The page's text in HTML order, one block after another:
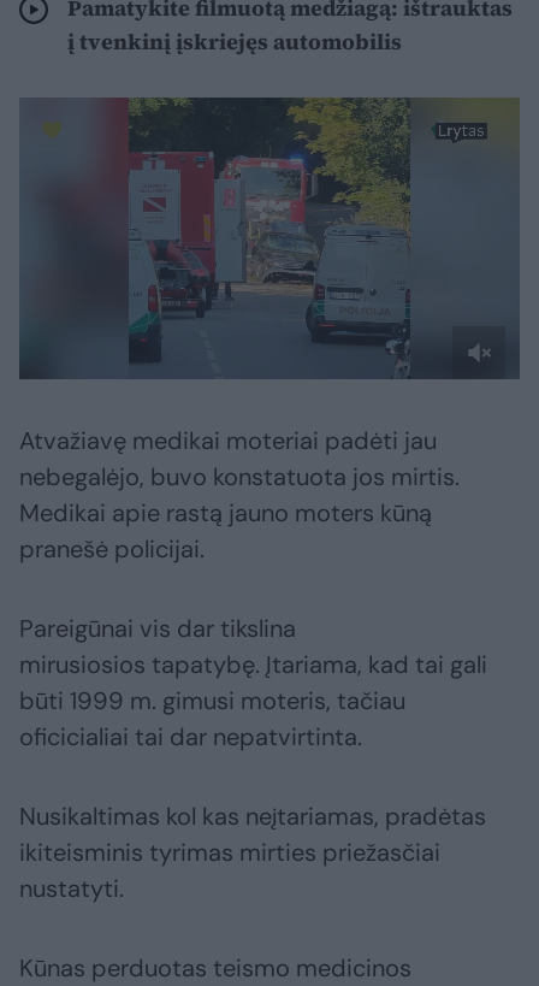
Pamatykite filmuotą medžiagą: ištrauktas
į tvenkinį įskriejęs automobilis
Atvažiavę medikai moteriai padėti jau
nebegalėjo, buvo konstatuota jos mirtis.
Medikai apie rastą jauno moters kūną
pranešė policijai.
Pareigūnai vis dar tikslina
mirusiosios tapatybę. Įtariama, kad tai gali
būti 1999 m. gimusi moteris, tačiau
oficicialiai tai dar nepatvirtinta.
Nusikaltimas kol kas neįtariamas, pradėtas
ikiteisminis tyrimas mirties priežasčiai
nustatyti.
Kūnas perduotas teismo medicinos